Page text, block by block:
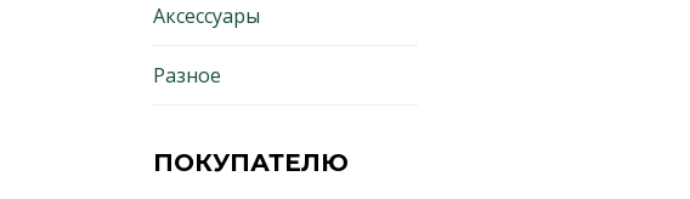
Аксессуары
Разное
ПОКУПАТЕЛЮ